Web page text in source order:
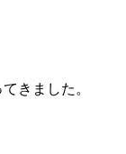
きました。